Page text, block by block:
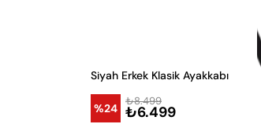
Siyah Erkek Klasik Ayakkabı
%24 ₺6.499
₺8.499